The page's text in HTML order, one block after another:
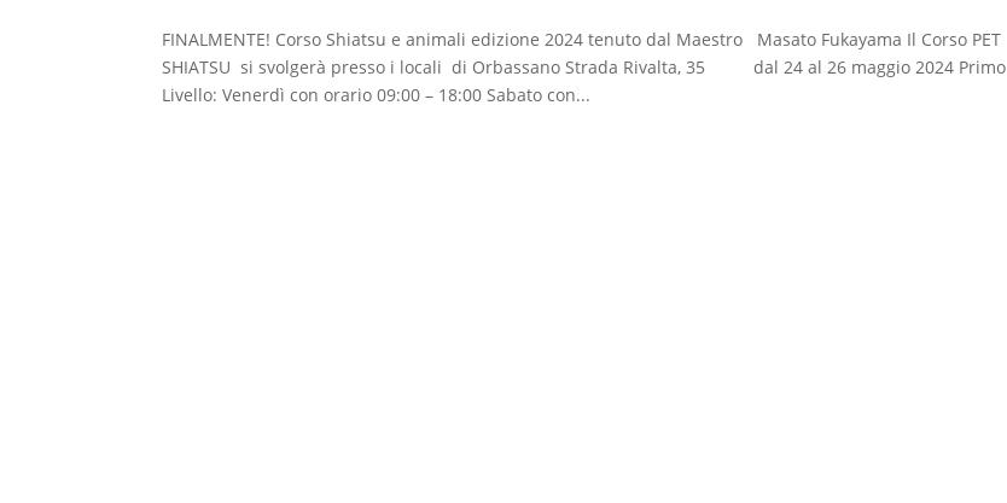
FINALMENTE! Corso Shiatsu e animali edizione 2024 tenuto dal Maestro Masato Fukayama Il Corso PET
SHIATSU si svolgerà presso i locali di Orbassano Strada Rivalta, 35 dal 24 al 26 maggio 2024 Primo
Livello: Venerdì con orario 09:00 – 18:00 Sabato con...